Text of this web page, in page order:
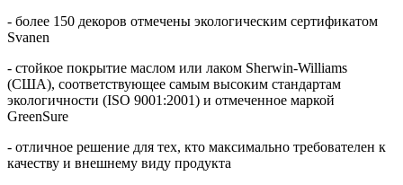
- более 150 декоров отмечены экологическим сертификатом
Svanen
- стойкое покрытие маслом или лаком Sherwin-Williams
(США), соответствующее самым высоким стандартам
экологичности (ISO 9001:2001) и отмеченное маркой
GreenSure
- отличное решение для тех, кто максимально требователен к
качеству и внешнему виду продукта